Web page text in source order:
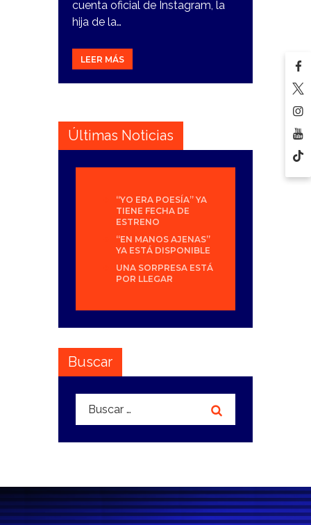
cuenta oficial de Instagram, la
hija de la…
LEER MÁS
Últimas Noticias
“YO ERA POESÍA” YA
TIENE FECHA DE
ESTRENO
“EN MANOS AJENAS”
YA ESTÁ DISPONIBLE
UNA SORPRESA ESTÁ
POR LLEGAR
Buscar
Buscar: